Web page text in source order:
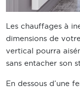
Les chauffages à
dimensions de
vertical pourra
sans entacher son
En dessous d’une